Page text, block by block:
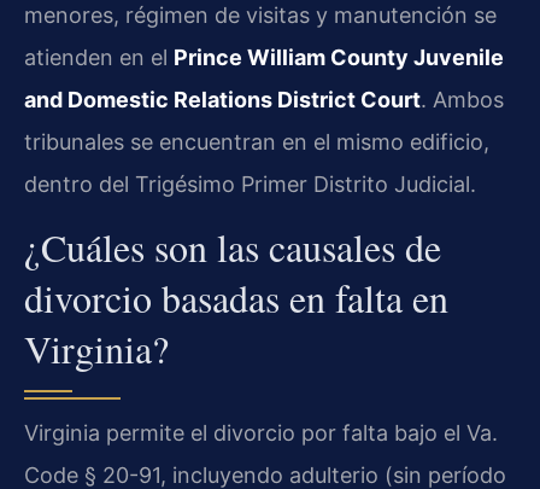
menores, régimen de visitas y manutención se
atienden en el Prince William County Juvenile
and Domestic Relations District Court. Ambos
tribunales se encuentran en el mismo edificio,
dentro del Trigésimo Primer Distrito Judicial.
¿Cuáles son las causales de
divorcio basadas en falta en
Virginia?
Virginia permite el divorcio por falta bajo el Va.
Code § 20-91, incluyendo adulterio (sin período